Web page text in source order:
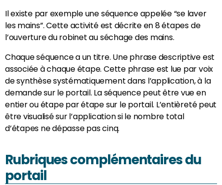
Il existe par exemple une séquence appelée “se laver
les mains”. Cette activité est décrite en 8 étapes de
l’ouverture du robinet au séchage des mains.
Chaque séquence a un titre. Une phrase descriptive est
associée à chaque étape. Cette phrase est lue par voix
de synthèse systématiquement dans l’application, à la
demande sur le portail. La séquence peut être vue en
entier ou étape par étape sur le portail. L’entièreté peut
être visualisé sur l’application si le nombre total
d’étapes ne dépasse pas cinq.
Rubriques complémentaires du
portail